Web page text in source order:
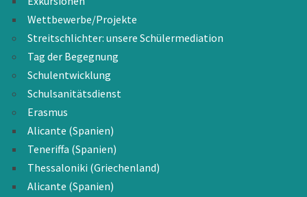
Wettbewerbe/Projekte
Streitschlichter: unsere Schülermediation
Tag der Begegnung
Schulentwicklung
Schulsanitätsdienst
Erasmus
Alicante (Spanien)
Teneriffa (Spanien)
Thessaloniki (Griechenland)
Alicante (Spanien)